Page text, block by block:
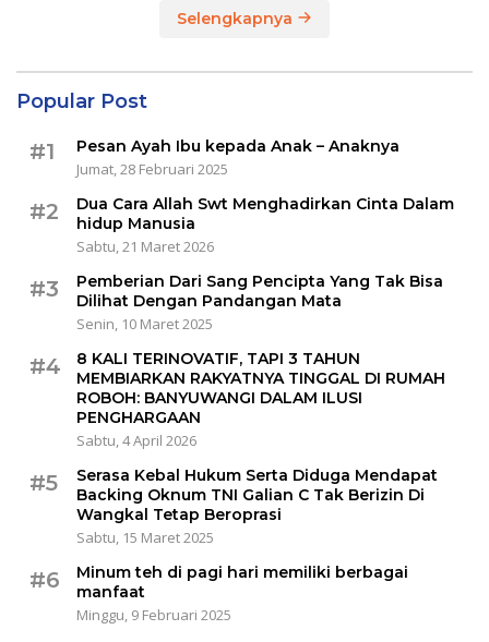
Selengkapnya
Popular Post
#1
Pesan Ayah Ibu kepada Anak – Anaknya
Jumat, 28 Februari 2025
#2
Dua Cara Allah Swt Menghadirkan Cinta Dalam
hidup Manusia
Sabtu, 21 Maret 2026
#3
Pemberian Dari Sang Pencipta Yang Tak Bisa
Dilihat Dengan Pandangan Mata
Senin, 10 Maret 2025
#4
8 KALI TERINOVATIF, TAPI 3 TAHUN
MEMBIARKAN RAKYATNYA TINGGAL DI RUMAH
ROBOH: BANYUWANGI DALAM ILUSI
PENGHARGAAN
Sabtu, 4 April 2026
#5
Serasa Kebal Hukum Serta Diduga Mendapat
Backing Oknum TNI Galian C Tak Berizin Di
Wangkal Tetap Beroprasi
Sabtu, 15 Maret 2025
#6
Minum teh di pagi hari memiliki berbagai
manfaat
Minggu, 9 Februari 2025